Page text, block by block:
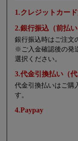
1.クレジットカー
2.銀行振込（前払
銀行振込時はご注文
※ご入金確認後の発
選択ください。
3.代金引換払い（
代金引換払いはご購
す。
4.Paypay